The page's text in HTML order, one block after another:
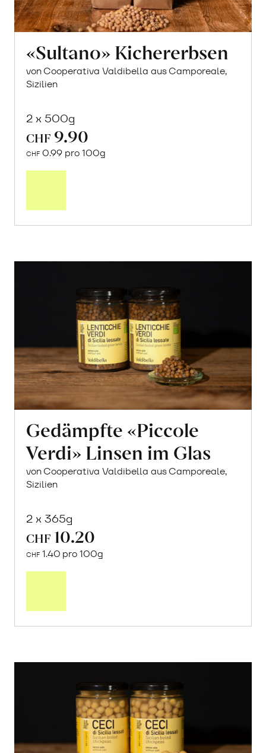
«Sultano» Kichererbsen
von Cooperativa Valdibella aus Camporeale,
Sizilien
2 x 500g
CHF 9.90
CHF 0.99 pro 100g
Gedämpfte «Piccole
Verdi» Linsen im Glas
von Cooperativa Valdibella aus Camporeale,
Sizilien
2 x 365g
CHF 10.20
CHF 1.40 pro 100g